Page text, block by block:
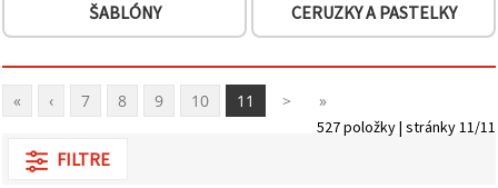
súborov
na tlačidlo
"Uložiť"
Prijať
ŠABLÓNY CERUZKY A PASTELKY
« ‹ 7 8 9 10 11 > »
527 položky | stránky 11/11
FILTRE